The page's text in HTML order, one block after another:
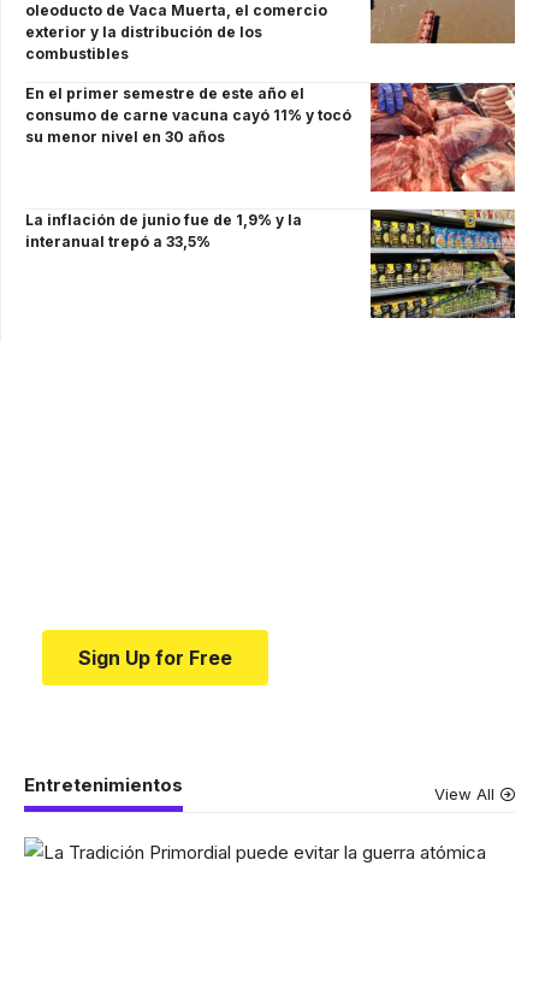
oleoducto de Vaca Muerta, el comercio
exterior y la distribución de los
combustibles
En el primer semestre de este año el
consumo de carne vacuna cayó 11% y tocó
su menor nivel en 30 años
La inflación de junio fue de 1,9% y la
interanual trepó a 33,5%
Sign Up for Free
Entretenimientos View All